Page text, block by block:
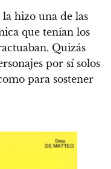
la hizo una de las
que tenían los
Quizás
por sí solos
para sostener